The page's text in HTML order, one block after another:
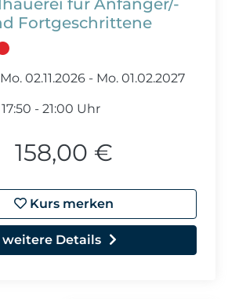
für Anfänger/-
Fortgeschrittene
Mo. 02.11.2026 - Mo. 01.02.2027
17:50 - 21:00 Uhr
158,00 €
Kurs merken
weitere Details